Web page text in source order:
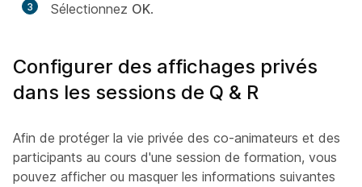
3 Sélectionnez OK.
Configurer des affichages privés
dans les sessions de Q & R
Afin de protéger la vie privée des co-animateurs et des
participants au cours d'une session de formation, vous
pouvez afficher ou masquer les informations suivantes